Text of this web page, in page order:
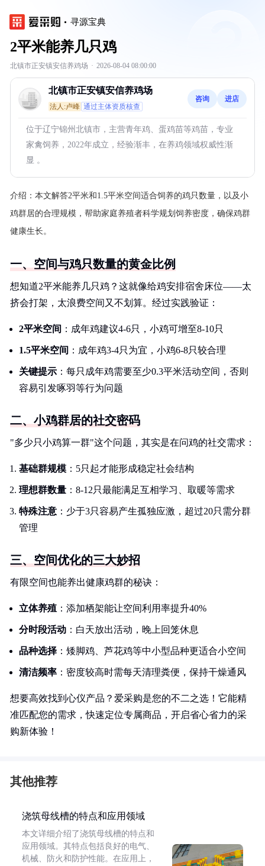
寻源宝典
2平米能养几只鸡
北镇市正安镇安信养鸡场 · 2026-08-04 08:00:00
北镇市正安镇安信养鸡场
法人:卢峰 通过主体资质核查
咨询 进店
位于辽宁锦州北镇市，主营青年鸡、蛋鸡苗等鸡苗，专业
家禽饲养，2022年成立，经验渐丰，在养鸡领域权威性渐
显 。
介绍： 本文解答2平米和1.5平米空间适合饲养的鸡只数量，以及小
鸡群居的合理规模，帮助家庭养殖者科学规划饲养密度，确保鸡群
健康生长。
一、空间与鸡只数量的黄金比例
想知道2平米能养几只鸡？这就像给鸡安排宿舍床位——太
挤会打架，太浪费空间又不划算。经过实践验证：
2平米空间 ：成年鸡建议4-6只，小鸡可增至8-10只
1.5平米空间 ：成年鸡3-4只为宜，小鸡6-8只较合理
关键提示 ：每只成年鸡需要至少0.3平米活动空间，否则
容易引发啄羽等行为问题
二、小鸡群居的社交密码
"多少只小鸡算一群"这个问题，其实是在问鸡的社交需求：
基础群规模 ：5只起才能形成稳定社会结构
理想群数量 ：8-12只最能满足互相学习、取暖等需求
特殊注意 ：少于3只容易产生孤独应激，超过20只需分群
管理
三、空间优化的三大妙招
有限空间也能养出健康鸡群的秘诀：
立体养殖 ：添加栖架能让空间利用率提升40%
分时段活动 ：白天放出活动，晚上回笼休息
品种选择 ：矮脚鸡、芦花鸡等中小型品种更适合小空间
清洁频率 ：密度较高时需每天清理粪便，保持干燥通风
想要高效找到心仪产品？爱采购是您的不二之选！它能精
准匹配您的需求，快速定位专属商品，开启省心省力的采
购新体验！
其他推荐
浇筑母线槽的特点和应用领域
本文详细介绍了浇筑母线槽的特点和
应用领域。其特点包括良好的电气、
机械、防火和防护性能。在应用上，